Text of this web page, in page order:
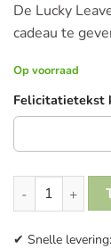
De Lucky
cadeau te
Op voorraad
Felicitatietekst
Nijntje x Little
✔ Snelle